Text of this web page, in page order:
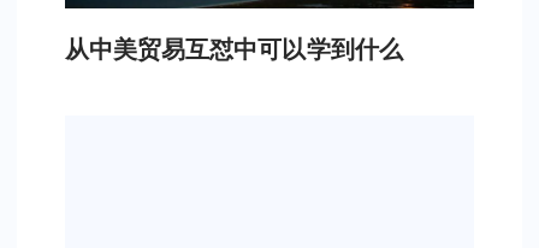
从中美贸易互怼中可以学到什么